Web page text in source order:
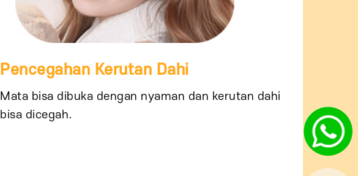
Pencegahan Kerutan Dahi
Mata bisa dibuka dengan nyaman dan kerutan dahi
bisa dicegah.